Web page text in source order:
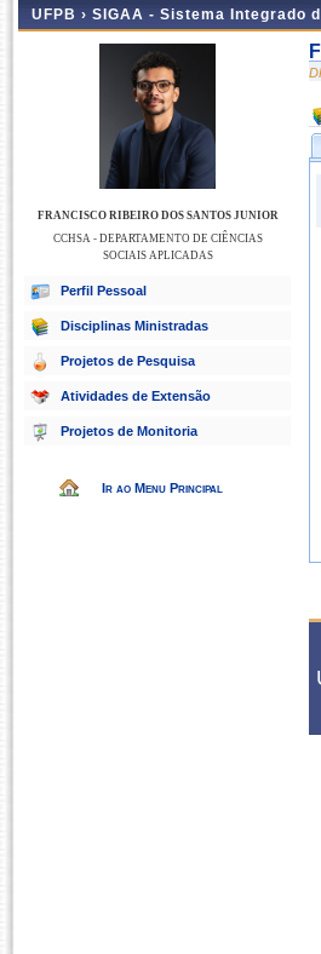
UFPB › SIGAA - Sistema Integrado
FRANCISCO RIBEIRO DOS SANTOS JUNIOR
CCHSA - DEPARTAMENTO DE CIÊNCIAS
SOCIAIS APLICADAS
Perfil Pessoal
Disciplinas Ministradas
Projetos de Pesquisa
Atividades de Extensão
Projetos de Monitoria
Ir ao Menu Principal